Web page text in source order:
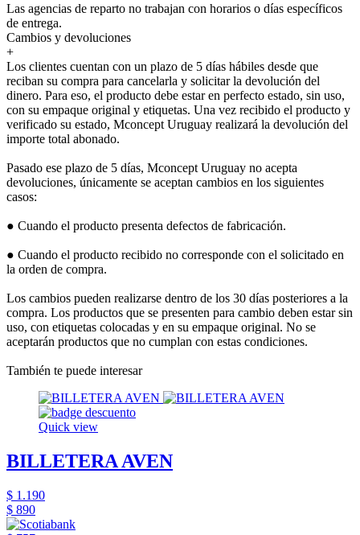
Las agencias de reparto no trabajan con horarios o días específicos
de entrega.
Cambios y devoluciones
+
Los clientes cuentan con un plazo de 5 días hábiles desde que
reciban su compra para cancelarla y solicitar la devolución del
dinero. Para eso, el producto debe estar en perfecto estado, sin uso,
con su empaque original y etiquetas. Una vez recibido el producto y
verificado su estado, Mconcept Uruguay realizará la devolución del
importe total abonado.
Pasado ese plazo de 5 días, Mconcept Uruguay no acepta
devoluciones, únicamente se aceptan cambios en los siguientes
casos:
● Cuando el producto presenta defectos de fabricación.
● Cuando el producto recibido no corresponde con el solicitado en
la orden de compra.
Los cambios pueden realizarse dentro de los 30 días posteriores a la
compra. Los productos que se presenten para cambio deben estar sin
uso, con etiquetas colocadas y en su empaque original. No se
aceptarán productos que no cumplan con estas condiciones.
También te puede interesar
Quick view
BILLETERA AVEN
$ 1.190
$ 890